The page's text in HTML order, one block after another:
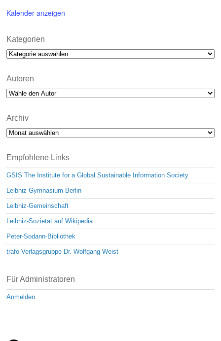
Kalender anzeigen
Kategorien
Kategorien
Autoren
Archiv
Archiv
Empfohlene Links
GSIS The Institute for a Global Sustainable Information Society
Leibniz Gymnasium Berlin
Leibniz-Gemeinschaft
Leibniz-Sozietät auf Wikipedia
Peter-Sodann-Bibliothek
trafo Verlagsgruppe Dr. Wolfgang Weist
Für Administratoren
Anmelden